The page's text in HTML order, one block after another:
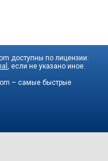
доступны по лицензии:
, если не указано иное.
– самые быстрые